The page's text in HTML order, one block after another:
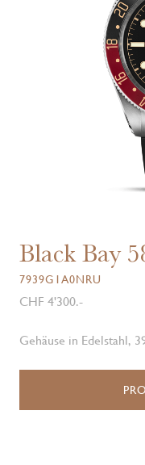
Black Bay
7939G1A0NRU
CHF 4'300.-
Gehäuse in Edelstahl,